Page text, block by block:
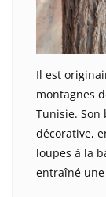
Il est
montagnes
Tunisie.
décorative,
loupes à la
entraîné une